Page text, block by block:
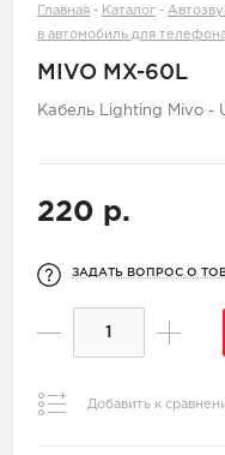
Главная - Каталог -
в автомобиль для
MIVO MX-60L
Кабель Lighting Mivo -
220 р.
ЗАДАТЬ ВОПРОС О
Добавить к